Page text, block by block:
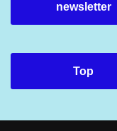
newsletter
Top